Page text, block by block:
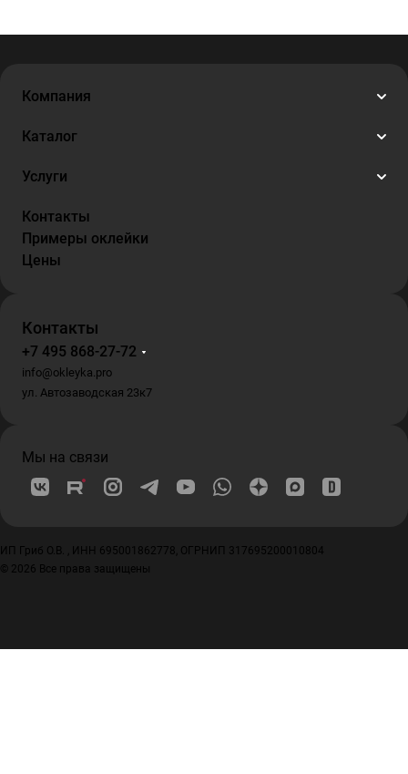
Компания
Каталог
Услуги
Контакты
Примеры оклейки
Цены
Контакты
+7 495 868-27-72
info@okleyka.pro
ул. Автозаводская 23к7
Мы на связи
ИП Гриб О.В. , ИНН 695001862778, ОГРНИП 317695200010804
© 2026 Все права защищены